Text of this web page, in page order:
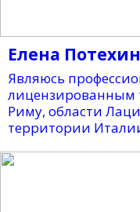
Елена
Являюсь
лицензированным
Риму, области
территории